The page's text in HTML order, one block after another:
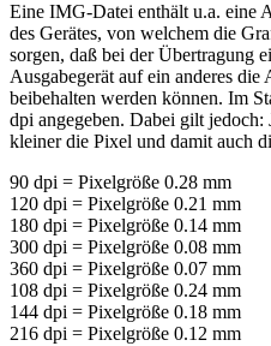
Eine IMG-Datei enthält u.a. eine
des Gerätes, von welchem die
sorgen, daß bei der Übertragung
Ausgabegerät auf ein anderes
beibehalten werden können. Im
dpi angegeben. Dabei gilt jedoch:
kleiner die Pixel und damit auch
90 dpi = Pixelgröße 0.28 mm
120 dpi = Pixelgröße 0.21 mm
180 dpi = Pixelgröße 0.14 mm
300 dpi = Pixelgröße 0.08 mm
360 dpi = Pixelgröße 0.07 mm
108 dpi = Pixelgröße 0.24 mm
144 dpi = Pixelgröße 0.18 mm
216 dpi = Pixelgröße 0.12 mm